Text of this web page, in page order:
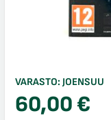
VARASTO: JOENSUU
60,00€